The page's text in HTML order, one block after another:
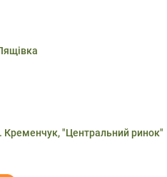
Кременчук, "Центральний ринок"